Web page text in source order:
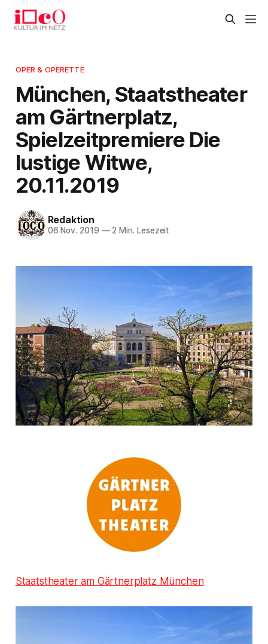
OPER & OPERETTE
München, Staatstheater
am Gärtnerplatz,
Spielzeitpremiere Die
lustige Witwe,
20.11.2019
Redaktion
06 Nov. 2019 —2 Min. Lesezeit
Staatstheater am Gärtnerplatz München